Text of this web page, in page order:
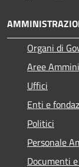
Organi di
Aree
Uffici
Enti e
Politici
Personale
Documenti